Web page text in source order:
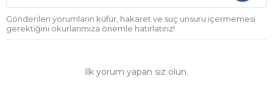
Gönderilen yorumların küfür, hakaret ve suç unsuru içermemesi
gerektiğini okurlarımıza önemle hatırlatırız!
İlk yorum yapan siz olun.